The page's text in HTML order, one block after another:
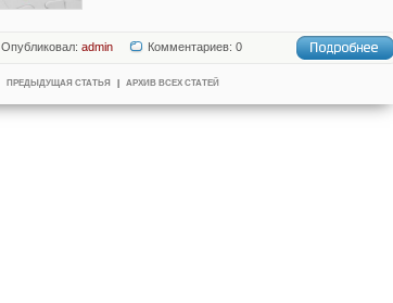
Опубликовал: admin Комментариев: 0
ПРЕДЫДУЩАЯ СТАТЬЯ АРХИВ ВСЕХ СТАТЕЙ